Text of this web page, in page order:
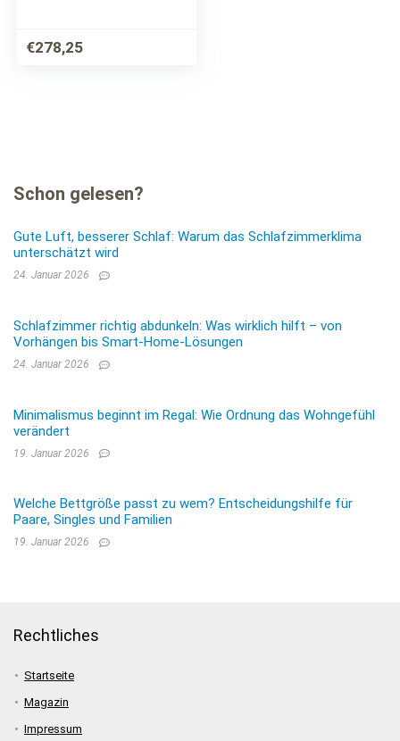
Stahlfedern – Ideal
für schwere Personen
€278,25
Schon gelesen?
Gute Luft, besserer Schlaf: Warum das Schlafzimmerklima
unterschätzt wird
24. Januar 2026
Schlafzimmer richtig abdunkeln: Was wirklich hilft – von
Vorhängen bis Smart-Home-Lösungen
24. Januar 2026
Minimalismus beginnt im Regal: Wie Ordnung das Wohngefühl
verändert
19. Januar 2026
Welche Bettgröße passt zu wem? Entscheidungshilfe für
Paare, Singles und Familien
19. Januar 2026
Rechtliches
Startseite
Magazin
Impressum